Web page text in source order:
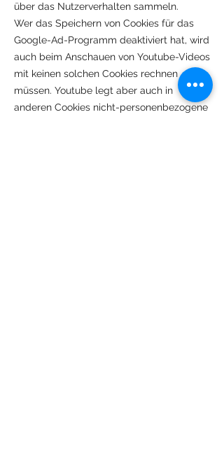
über das Nutzerverhalten sammeln.
Wer das Speichern von Cookies für das
Google-Ad-Programm deaktiviert hat, wird
auch beim Anschauen von Youtube-Videos
mit keinen solchen Cookies rechnen
müssen. Youtube legt aber auch in
anderen Cookies nicht-personenbezogene